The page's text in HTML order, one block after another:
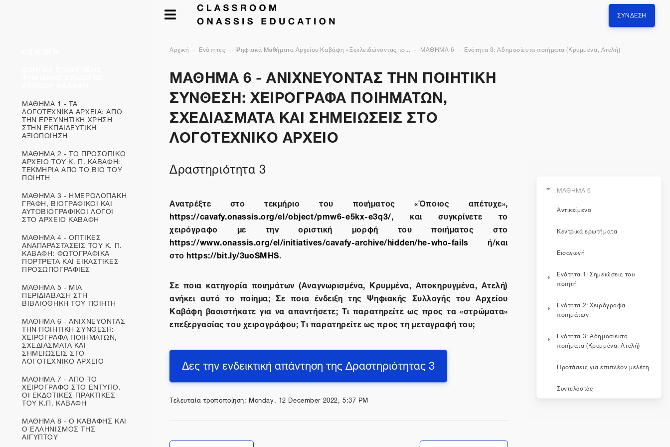
ΣΎΝΔΕΣΗ
Αρχική Ενότητες Ψηφιακά Μαθήματα Αρχείου Καβάφη «Ξεκλειδώνοντας το... ΜΑΘΗΜΑ 6 Ενότητα 3: Αδημοσίευτα ποιήματα (Κρυμμένα, Ατελή)
ΜΑΘΗΜΑ 6 - ΑΝΙΧΝΕΥΟΝΤΑΣ ΤΗΝ ΠΟΙΗΤΙΚΗ
ΣΥΝΘΕΣΗ: ΧΕΙΡΟΓΡΑΦΑ ΠΟΙΗΜΑΤΩΝ,
ΣΧΕΔΙΑΣΜΑΤΑ ΚΑΙ ΣΗΜΕΙΩΣΕΙΣ ΣΤΟ
ΛΟΓΟΤΕΧΝΙΚΟ ΑΡΧΕΙΟ
Δραστηριότητα 3
Ανατρέξτε στο τεκμήριο του ποιήματος «Όποιος απέτυχε»,
https://cavafy.onassis.org/el/object/pmw6-e5kx-e3q3/, και συγκρίνετε το
χειρόγραφο με την οριστική μορφή του ποιήματος στο
https://www.onassis.org/el/initiatives/cavafy-archive/hidden/he-who-fails ή/και
στοhttps://bit.ly/3uoSMHS.
Σε ποια κατηγορία ποιημάτων (Αναγνωρισμένα, Κρυμμένα, Αποκηρυγμένα, Ατελή)
ανήκει αυτό το ποίημα; Σε ποια ένδειξη της Ψηφιακής Συλλογής του Αρχείου
Καβάφη βασιστήκατε για να απαντήσετε; Τι παρατηρείτε ως προς τα «στρώματα»
επεξεργασίας του χειρογράφου; Τι παρατηρείτε ως προς τη μεταγραφή του;
Δες την ενδεικτική απάντηση της Δραστηριότητας 3
Τελευταία τροποποίηση: Monday, 12 December 2022, 5:37 PM
ΜΑΘΗΜΑ 6
Αντικείμενο
Κεντρικά ερωτήματα
Εισαγωγή
Ενότητα 1: Σημειώσεις του
ποιητή
Ενότητα 2: Χειρόγραφα
ποιημάτων
Ενότητα 3: Αδημοσίευτα
ποιήματα (Κρυμμένα, Ατελή)
Προτάσεις για επιπλέον μελέτη
Συντελεστές
ΜΑΘΗΜΑ 1 - ΤΑ
ΛΟΓΟΤΕΧΝΙΚΑ ΑΡΧΕΙΑ: ΑΠΟ
ΤΗΝ ΕΡΕΥΝΗΤΙΚΗ ΧΡΗΣΗ
ΣΤΗΝ ΕΚΠΑΙΔΕΥΤΙΚΗ
ΑΞΙΟΠΟΙΗΣΗ
ΜΑΘΗΜΑ 2 - ΤΟ ΠΡΟΣΩΠΙΚΟ
ΑΡΧΕΙΟ ΤΟΥ Κ. Π. ΚΑΒΑΦΗ:
ΤΕΚΜΗΡΙΑ ΑΠΟ ΤΟ ΒΙΟ ΤΟΥ
ΠΟΙΗΤΗ
ΜΑΘΗΜΑ 3 - ΗΜΕΡΟΛΟΓΙΑΚΗ
ΓΡΑΦΗ, ΒΙΟΓΡΑΦΙΚΟΙ ΚΑΙ
ΑΥΤΟΒΙΟΓΡΑΦΙΚOΙ ΛΟΓΟΙ
ΣΤΟ ΑΡΧΕΙΟ ΚΑΒΑΦΗ
ΜΑΘΗΜΑ 4 - ΟΠΤΙΚΕΣ
ΑΝΑΠΑΡΑΣΤΑΣΕΙΣ ΤΟΥ Κ. Π.
ΚΑΒΑΦΗ: ΦΩΤΟΓΡΑΦΙΚΑ
ΠΟΡΤΡΕΤΑ ΚΑΙ ΕΙΚΑΣΤΙΚΕΣ
ΠΡΟΣΩΠΟΓΡΑΦΙΕΣ
ΜΑΘΗΜΑ 5 - ΜΙΑ
ΠΕΡΙΔΙΑΒΑΣΗ ΣΤΗ
ΒΙΒΛΙΟΘΗΚΗ ΤΟΥ ΠΟΙΗΤΗ
ΜΑΘΗΜΑ 6 - ΑΝΙΧΝΕΥΟΝΤΑΣ
ΤΗΝ ΠΟΙΗΤΙΚΗ ΣΥΝΘΕΣΗ:
ΧΕΙΡΟΓΡΑΦΑ ΠΟΙΗΜΑΤΩΝ,
ΣΧΕΔΙΑΣΜΑΤΑ ΚΑΙ
ΣΗΜΕΙΩΣΕΙΣ ΣΤΟ
ΛΟΓΟΤΕΧΝΙΚΟ ΑΡΧΕΙΟ
ΜΑΘΗΜΑ 7 - ΑΠΟ ΤΟ
ΧΕΙΡΟΓΡΑΦΟ ΣΤΟ ΕΝΤΥΠΟ.
ΟΙ ΕΚΔΟΤΙΚΕΣ ΠΡΑΚΤΙΚΕΣ
ΤΟΥ Κ.Π. ΚΑΒΑΦΗ
ΜΑΘΗΜΑ 8 - Ο ΚΑΒΑΦΗΣ ΚΑΙ
Ο ΕΛΛΗΝΙΣΜΟΣ ΤΗΣ
ΑΙΓΥΠΤΟΥ